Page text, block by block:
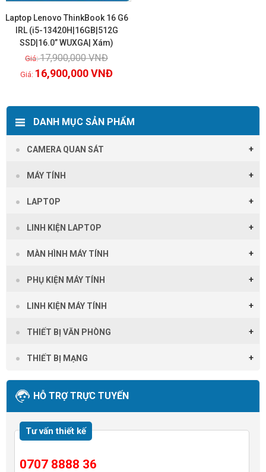
Xem chi tiết
Laptop Lenovo ThinkBook 16 G6
IRL (i5-13420H|16GB|512G
SSD|16.0” WUXGA| Xám)
17,900,000VNĐ
16,900,000VNĐ
DANH MỤC SẢN PHẨM
CAMERA QUAN SÁT
MÁY TÍNH
LAPTOP
LINH KIỆN LAPTOP
MÀN HÌNH MÁY TÍNH
PHỤ KIỆN MÁY TÍNH
LINH KIỆN MÁY TÍNH
THIẾT BỊ VĂN PHÒNG
THIẾT BỊ MẠNG
HỖ TRỢ TRỰC TUYẾN
Tư vấn thiết kế
0707 8888 36